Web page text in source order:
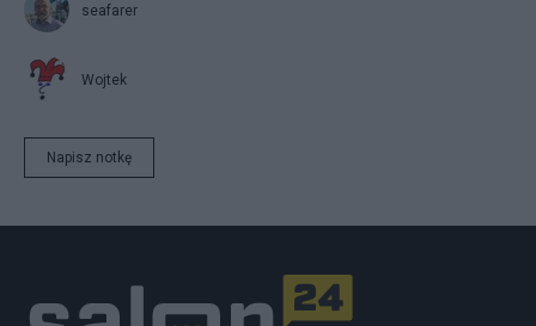
seafarer
Wojtek
Napisz notkę